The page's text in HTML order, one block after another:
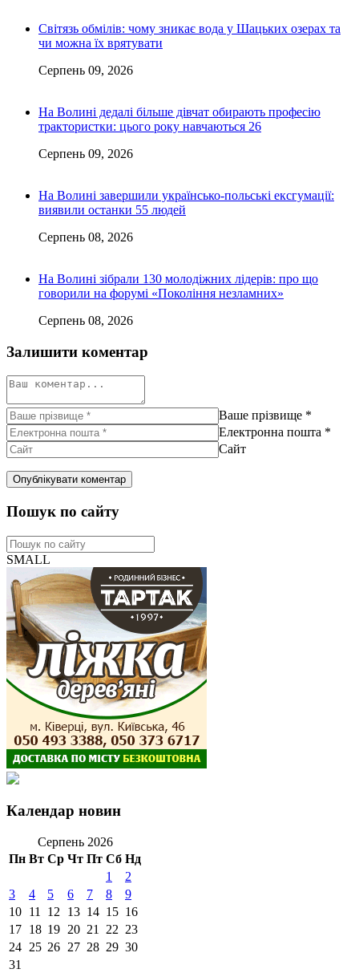
Світязь обмілів: чому зникає вода у Шацьких озерах та
чи можна їх врятувати
Серпень 09, 2026
На Волині дедалі більше дівчат обирають професію
трактористки: цього року навчаються 26
Серпень 09, 2026
На Волині завершили українсько-польські ексгумації:
виявили останки 55 людей
Серпень 08, 2026
На Волині зібрали 130 молодіжних лідерів: про що
говорили на форумі «Покоління незламних»
Серпень 08, 2026
Залишити коментар
Ваше прізвище *
Електронна пошта *
Сайт
Пошук по сайту
SMALL
Календар новин
Серпень 2026
Пн Вт Ср Чт Пт Сб Нд
1
2
3
4 5 6 7 8
9
10 11 12 13 14 15 16
17 18 19 20 21 22 23
24 25 26 27 28 29 30
31